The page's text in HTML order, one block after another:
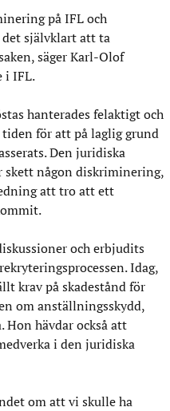
på IFL och
det självklart att ta
säger Karl-Olof
i IFL.
hanterades felaktigt och
för att på laglig grund
Den juridiska
någon diskriminering,
att tro att ett
och erbjudits
Idag,
krav på skadestånd för
om anställningsskydd,
Hon hävdar också att
i den juridiska
om att vi skulle ha